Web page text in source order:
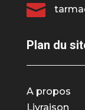

Plan du
A propos
Livraison